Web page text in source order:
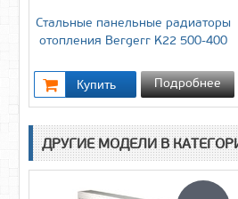
Стальные панельные радиаторы
отопления Bergerr K22 500-400
Подробнее
ДРУГИЕ МОДЕЛИ В